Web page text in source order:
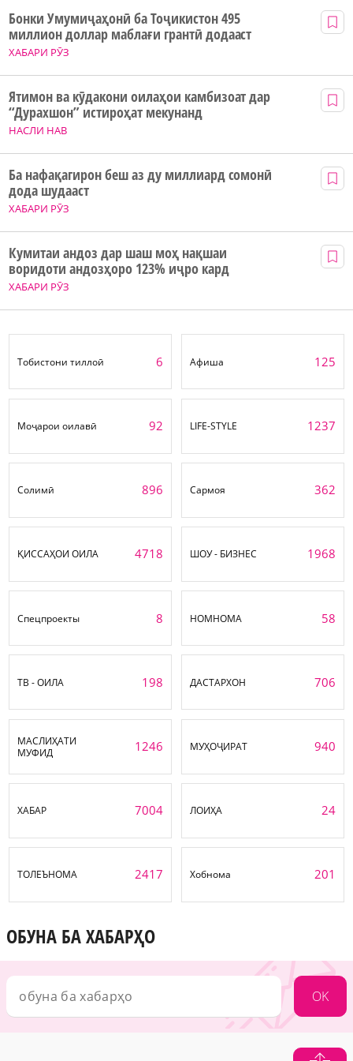
ХАБАРИ РӮЗ
Бонки Умумиҷаҳонӣ ба Тоҷикистон 495
миллион доллар маблағи грантӣ додааст
НАСЛИ НАВ
Ятимон ва кӯдакони оилаҳои камбизоат дар
“Дурахшон” истироҳат мекунанд
ХАБАРИ РӮЗ
Ба нафақагирон беш аз ду миллиард сомонӣ
дода шудааст
ХАБАРИ РӮЗ
Кумитаи андоз дар шаш моҳ нақшаи
воридоти андозҳоро 123% иҷро кард
Тобистони тиллоӣ 6 Афиша 125
Моҷарои оилавӣ 92 LIFE-STYLE 1237
Солимӣ 896 Сармоя 362
ҚИССАҲОИ ОИЛА 4718 ШОУ - БИЗНЕС 1968
Спецпроекты 8 НОМНОМА 58
ТВ - ОИЛА 198 ДАСТАРХОН 706
МАСЛИҲАТИ
МУФИД
1246 МУҲОҶИРАТ 940
ХАБАР 7004 ЛОИҲА 24
ТОЛЕЪНОМА 2417 Хобнома 201
ОБУНА БА ХАБАРҲО
OK